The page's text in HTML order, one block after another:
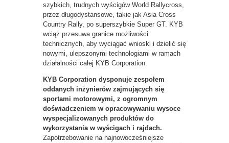
szybkich, trudnych wyścigów World Rallycross,
przez długodystansowe, takie jak Asia Cross
Country Rally, po superszybkie Super GT. KYB
wciąż przesuwa granice możliwości
technicznych, aby wyciągać wnioski i dzielić się
nowymi, ulepszonymi technologiami w ramach
działalności całej KYB Corporation.
KYB Corporation dysponuje zespołem
oddanych inżynierów zajmujących się
sportami motorowymi, z ogromnym
doświadczeniem w opracowywaniu wysoce
wyspecjalizowanych produktów do
wykorzystania w wyścigach i rajdach.
Zapotrzebowanie na najnowocześniejsze